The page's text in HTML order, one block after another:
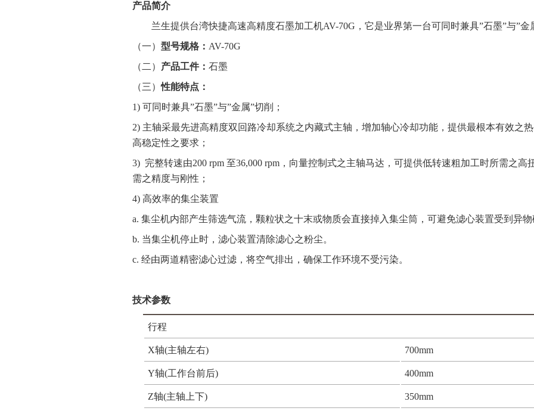
产品简介
兰生提供台湾快捷高速高精度石墨加工机AV-70G，它是业界第一台可同时兼具”石墨”与”金
（一） 型号规格： AV-70G
（二） 产品工件： 石墨
（三）性能特点：
1) 可同时兼具”石墨”与”金属”切削；
2) 主轴采最先进高精度双回路冷却系统之内藏式主轴，增加轴心冷却功能，提供最根本有效之
高稳定性之要求；
3) 完整转速由200 rpm 至36,000 rpm，向量控制式之主轴马达，可提供低转速粗加工时所需之高
需之精度与刚性；
4) 高效率的集尘装置
a. 集尘机内部产生筛选气流，颗粒状之十末或物质会直接掉入集尘筒，可避免滤心装置受到异物
b. 当集尘机停止时，滤心装置清除滤心之粉尘。
c. 经由两道精密滤心过滤，将空气排出，确保工作环境不受污染。
技术参数
行程
X轴(主轴左右) 700mm
Y轴(工作台前后) 400mm
Z轴(主轴上下) 350mm